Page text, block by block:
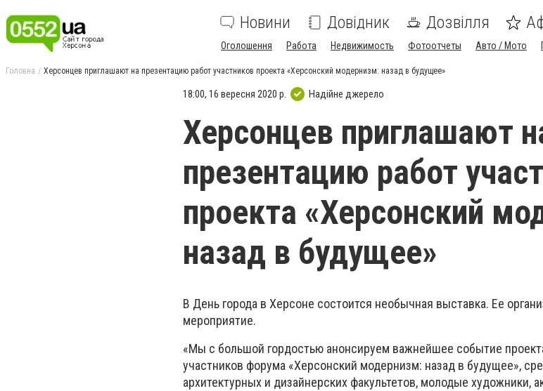
Новини Довідник Дозвілля
Оголошення Работа Недвижимость Фотоотчеты Авто / Мото
Головна Херсонцев приглашают на презентацию работ участников проекта «Херсонский модернизм: назад в будущее»
18:00, 16 вересня 2020 р. Надійне джерело
Херсонцев приглашают
презентацию работ
проекта «Херсонский
назад в будущее»
В День города в Херсоне состоится необычная выставка. Ее
мероприятие.
«Мы с большой гордостью анонсируем важнейшее событие
участников форума «Херсонский модернизм: назад в будущее»,
архитектурных и дизайнерских факультетов, молодые художники,